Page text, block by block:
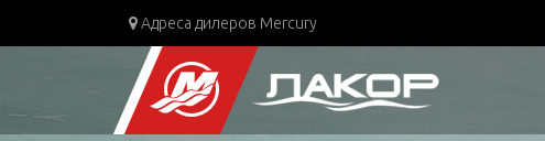
Адреса дилеров Mercury